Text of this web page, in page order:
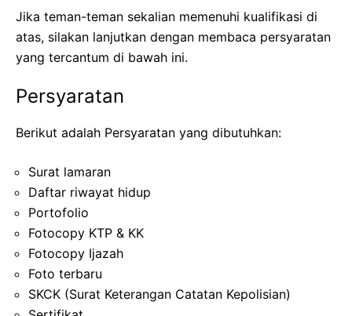
Jika teman-teman sekalian memenuhi kualifikasi di
atas, silakan lanjutkan dengan membaca persyaratan
yang tercantum di bawah ini.
Persyaratan
Berikut adalah Persyaratan yang dibutuhkan:
Surat lamaran
Daftar riwayat hidup
Portofolio
Fotocopy KTP & KK
Fotocopy Ijazah
Foto terbaru
SKCK (Surat Keterangan Catatan Kepolisian)